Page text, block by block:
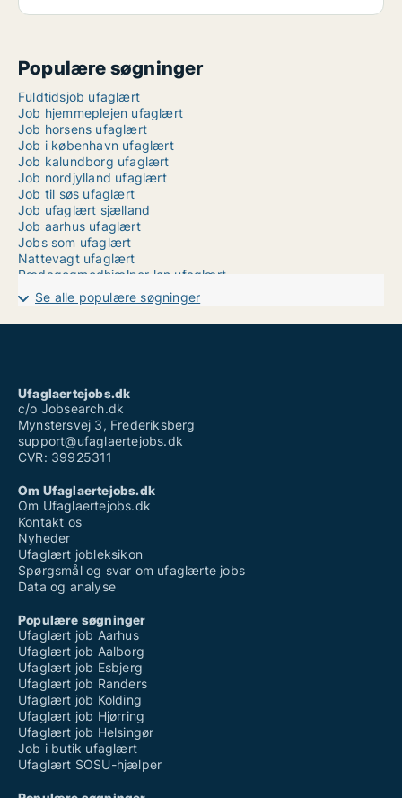
Populære søgninger
Fuldtidsjob ufaglært
Job hjemmeplejen ufaglært
Job horsens ufaglært
Job i københavn ufaglært
Job kalundborg ufaglært
Job nordjylland ufaglært
Job til søs ufaglært
Job ufaglært sjælland
Job aarhus ufaglært
Jobs som ufaglært
Nattevagt ufaglært
Pædagogmedhjælper løn ufaglært
Ufaglært butiksassistent løn
Ufaglært entreprenør løn
Ufaglært job hedensted
Ufaglært natarbejde
Ufaglært servicemedarbejder løn
Se alle populære søgninger
Ufaglaertejobs.dk
c/o Jobsearch.dk
Mynstersvej 3, Frederiksberg
support@ufaglaertejobs.dk
CVR: 39925311
Om Ufaglaertejobs.dk
Om Ufaglaertejobs.dk
Kontakt os
Nyheder
Ufaglært jobleksikon
Spørgsmål og svar om ufaglærte jobs
Data og analyse
Populære søgninger
Ufaglært job Aarhus
Ufaglært job Aalborg
Ufaglært job Esbjerg
Ufaglært job Randers
Ufaglært job Kolding
Ufaglært job Hjørring
Ufaglært job Helsingør
Job i butik ufaglært
Ufaglært SOSU-hjælper